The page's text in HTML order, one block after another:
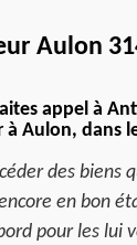
Aulon
appel à
Aulon, dans
des biens
en bon
pour les lui